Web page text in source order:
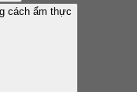
cách ẩm thực